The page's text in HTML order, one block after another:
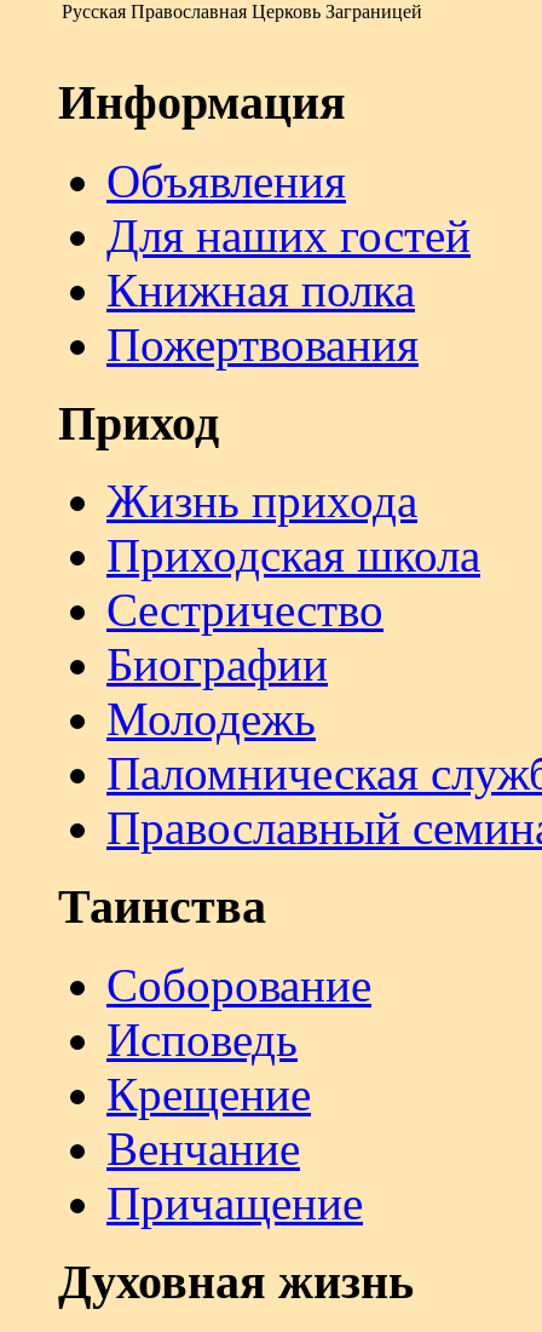
Русская Православная Церковь Заграницей
Информация
Объявления
Для наших гостей
Книжная полка
Пожертвования
Приход
Жизнь прихода
Приходская школа
Сестричество
Биографии
Молодежь
Паломническая
Православный
Таинства
Соборование
Исповедь
Крещение
Венчание
Причащение
Духовная жизнь